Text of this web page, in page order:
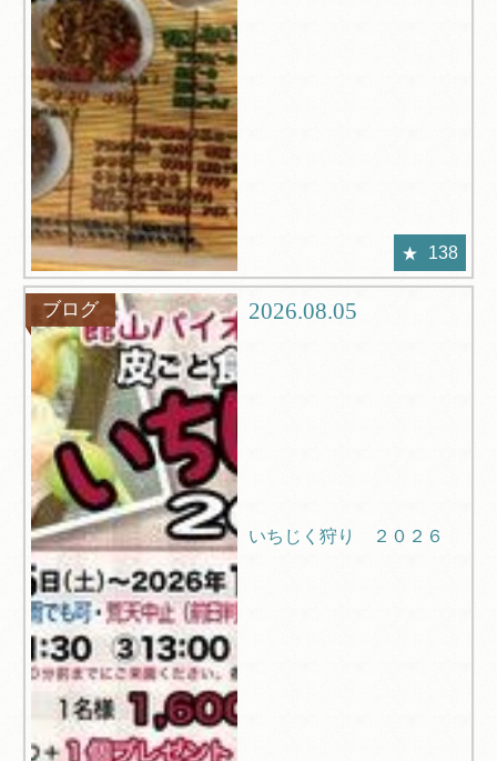
138
ブログ 2026.08.05
いちじく狩り ２０２６